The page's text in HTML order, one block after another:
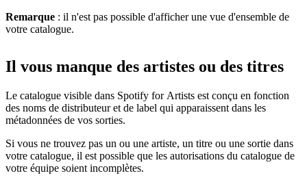
Remarque : il n'est pas possible d'afficher une vue d'ensemble de
votre catalogue.
Il vous manque des artistes ou des titres
Le catalogue visible dans Spotify for Artists est conçu en fonction
des noms de distributeur et de label qui apparaissent dans les
métadonnées de vos sorties.
Si vous ne trouvez pas un ou une artiste, un titre ou une sortie dans
votre catalogue, il est possible que les autorisations du catalogue de
votre équipe soient incomplètes.